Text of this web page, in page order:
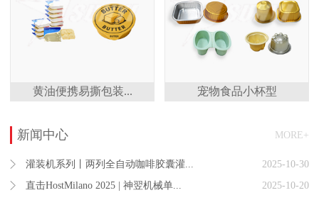
黄油便携易撕包装... 宠物食品小杯型
MORE+
新闻中心
2025-10-30
灌装机系列丨两列全自动咖啡胶囊灌...
2025-10-20
直击HostMilano 2025 | 神翌机械单...